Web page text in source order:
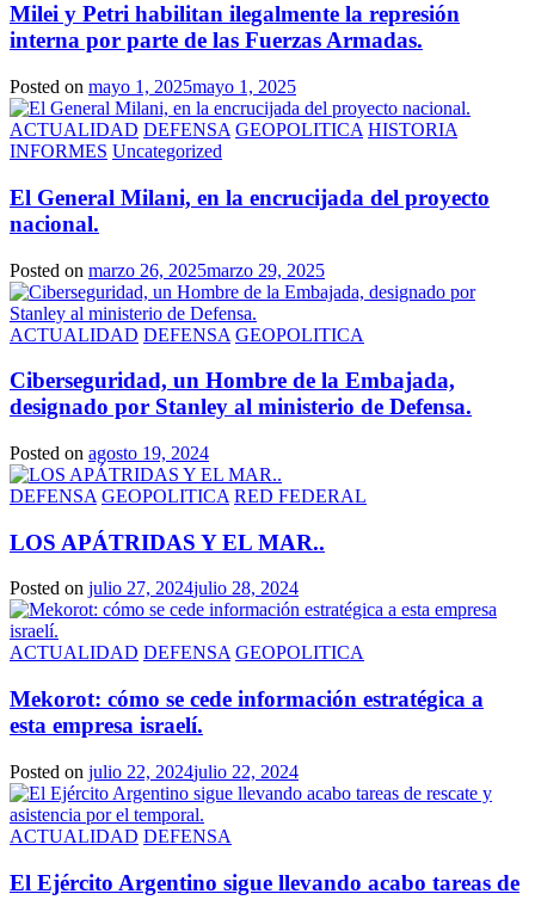
Milei y Petri habilitan ilegalmente la represión
interna por parte de las Fuerzas Armadas.
Posted on mayo 1, 2025mayo 1, 2025
ACTUALIDAD DEFENSA GEOPOLITICA HISTORIA
INFORMES Uncategorized
El General Milani, en la encrucijada del proyecto
nacional.
Posted on marzo 26, 2025marzo 29, 2025
ACTUALIDAD DEFENSA GEOPOLITICA
Ciberseguridad, un Hombre de la Embajada,
designado por Stanley al ministerio de Defensa.
Posted on agosto 19, 2024
DEFENSA GEOPOLITICA RED FEDERAL
LOS APÁTRIDAS Y EL MAR..
Posted on julio 27, 2024julio 28, 2024
ACTUALIDAD DEFENSA GEOPOLITICA
Mekorot: cómo se cede información estratégica a
esta empresa israelí.
Posted on julio 22, 2024julio 22, 2024
ACTUALIDAD DEFENSA
El Ejército Argentino sigue llevando acabo tareas de